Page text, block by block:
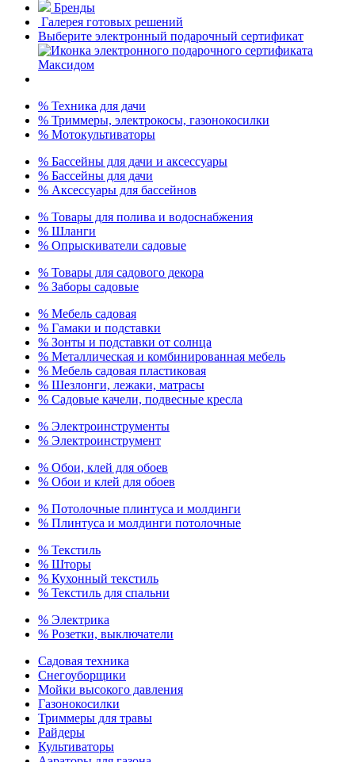
Бренды
Галерея готовых решений
Выберите электронный подарочный сертификат
% Техника для дачи
% Триммеры, электрокосы, газонокосилки
% Мотокультиваторы
% Бассейны для дачи и аксессуары
% Бассейны для дачи
% Аксессуары для бассейнов
% Товары для полива и водоснабжения
% Шланги
% Опрыскиватели садовые
% Товары для садового декора
% Заборы садовые
% Мебель садовая
% Гамаки и подставки
% Зонты и подставки от солнца
% Металлическая и комбинированная мебель
% Мебель садовая пластиковая
% Шезлонги, лежаки, матрасы
% Садовые качели, подвесные кресла
% Электроинструменты
% Электроинструмент
% Обои, клей для обоев
% Обои и клей для обоев
% Потолочные плинтуса и молдинги
% Плинтуса и молдинги потолочные
% Текстиль
% Шторы
% Кухонный текстиль
% Текстиль для спальни
% Электрика
% Розетки, выключатели
Садовая техника
Снегоуборщики
Мойки высокого давления
Газонокосилки
Триммеры для травы
Райдеры
Культиваторы